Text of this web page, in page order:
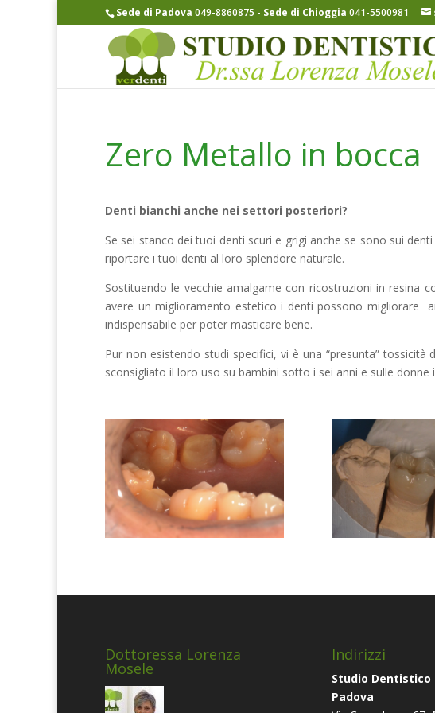
Sede di Padova 049-8860875 - Sede di Chioggia 041-5500981
Zero Metallo in bocca
Denti bianchi anche nei settori posteriori?
Se sei stanco dei tuoi denti scuri e grigi anche se sono sui
riportare i tuoi denti al loro splendore naturale.
Sostituendo le vecchie amalgame con ricostruzioni in resina
avere un miglioramento estetico i denti possono migliorare
indispensabile per poter masticare bene.
Pur non esistendo studi specifici, vi è una “presunta” tossicità
sconsigliato il loro uso su bambini sotto i sei anni e sulle donne
Dottoressa Lorenza
Mosele
Indirizzi
Studio Dentistico
Padova